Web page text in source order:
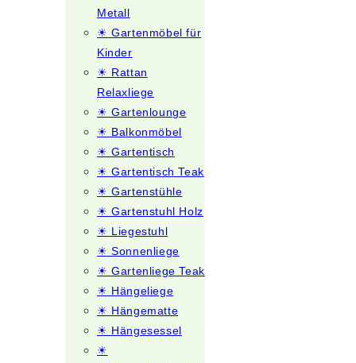
Metall
☀ Gartenmöbel für
Kinder
☀ Rattan
Relaxliege
☀ Gartenlounge
☀ Balkonmöbel
☀ Gartentisch
☀ Gartentisch Teak
☀ Gartenstühle
☀ Gartenstuhl Holz
☀ Liegestuhl
☀ Sonnenliege
☀ Gartenliege Teak
☀ Hängeliege
☀ Hängematte
☀ Hängesessel
☀